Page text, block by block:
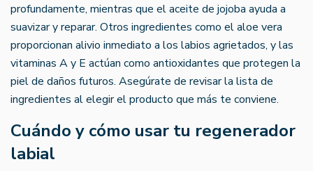
profundamente, mientras que el aceite de jojoba ayuda a
suavizar y reparar. Otros ingredientes como el aloe vera
proporcionan alivio inmediato a los labios agrietados, y las
vitaminas A y E actúan como antioxidantes que protegen la
piel de daños futuros. Asegúrate de revisar la lista de
ingredientes al elegir el producto que más te conviene.
Cuándo y cómo usar tu regenerador
labial